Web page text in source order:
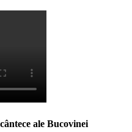
ale Bucovinei